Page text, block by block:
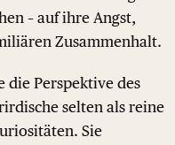
– auf ihre Angst,
Zusammenhalt.
die Perspektive des
selten als reine
Sie